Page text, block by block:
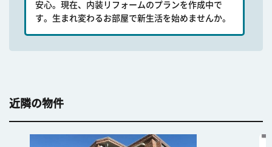
安心。現在、内装リフォームのプランを作成中で
す。生まれ変わるお部屋で新生活を始めませんか。
近隣の物件